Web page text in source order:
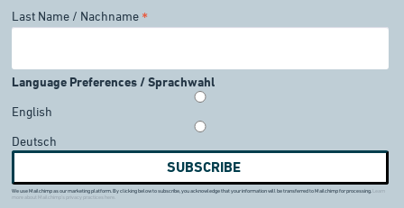
Last Name / Nachname *
Language Preferences / Sprachwahl
English
Deutsch
We use Mailchimp as our marketing platform. By clicking below to subscribe, you acknowledge that your information will be transferred to Mailchimp for processing.
Learn
more about Mailchimp's privacy practices here.